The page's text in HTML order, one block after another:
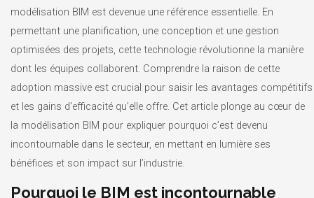
modélisation BIM est devenue une référence essentielle. En
permettant une planification, une conception et une gestion
optimisées des projets, cette technologie révolutionne la manière
dont les équipes collaborent. Comprendre la raison de cette
adoption massive est crucial pour saisir les avantages compétitifs
et les gains d’efficacité qu’elle offre. Cet article plonge au cœur de
la modélisation BIM pour expliquer pourquoi c’est devenu
incontournable dans le secteur, en mettant en lumière ses
bénéfices et son impact sur l’industrie.
Pourquoi le BIM est incontournable